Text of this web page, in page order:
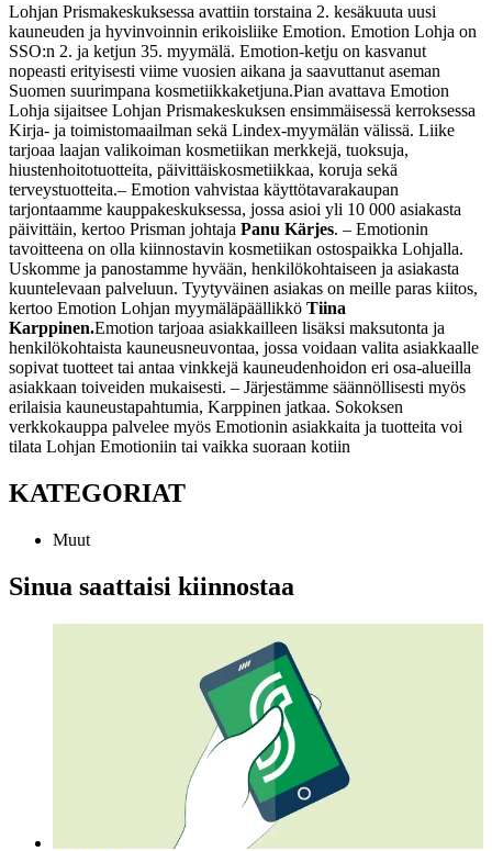
Lohjan Prismakeskuksessa avattiin torstaina 2. kesäkuuta uusi
kauneuden ja hyvinvoinnin erikoisliike Emotion. Emotion Lohja on
SSO:n 2. ja ketjun 35. myymälä. Emotion-ketju on kasvanut
nopeasti erityisesti viime vuosien aikana ja saavuttanut aseman
Suomen suurimpana kosmetiikkaketjuna.Pian avattava Emotion
Lohja sijaitsee Lohjan Prismakeskuksen ensimmäisessä kerroksessa
Kirja- ja toimistomaailman sekä Lindex-myymälän välissä. Liike
tarjoaa laajan valikoiman kosmetiikan merkkejä, tuoksuja,
hiustenhoitotuotteita, päivittäiskosmetiikkaa, koruja sekä
terveystuotteita.– Emotion vahvistaa käyttötavarakaupan
tarjontaamme kauppakeskuksessa, jossa asioi yli 10 000 asiakasta
päivittäin, kertoo Prisman johtaja Panu Kärjes. – Emotionin
tavoitteena on olla kiinnostavin kosmetiikan ostospaikka Lohjalla.
Uskomme ja panostamme hyvään, henkilökohtaiseen ja asiakasta
kuuntelevaan palveluun. Tyytyväinen asiakas on meille paras kiitos,
kertoo Emotion Lohjan myymäläpäällikkö Tiina
Karppinen.Emotion tarjoaa asiakkailleen lisäksi maksutonta ja
henkilökohtaista kauneusneuvontaa, jossa voidaan valita asiakkaalle
sopivat tuotteet tai antaa vinkkejä kauneudenhoidon eri osa-alueilla
asiakkaan toiveiden mukaisesti. – Järjestämme säännöllisesti myös
erilaisia kauneustapahtumia, Karppinen jatkaa. Sokoksen
verkkokauppa palvelee myös Emotionin asiakkaita ja tuotteita voi
tilata Lohjan Emotioniin tai vaikka suoraan kotiin
KATEGORIAT
Muut
Sinua saattaisi kiinnostaa